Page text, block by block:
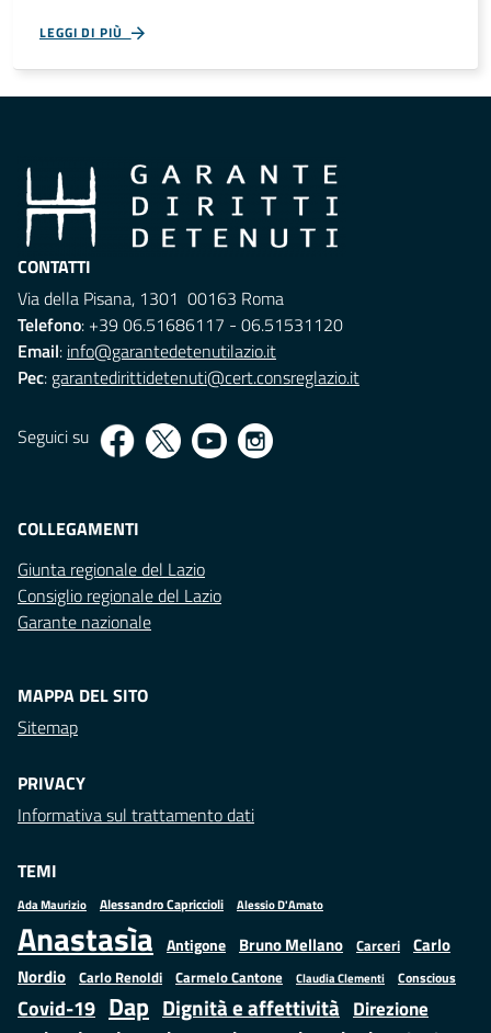
LEGGI DI PIÙ
CONTATTI
Via della Pisana, 1301 00163 Roma
Telefono: +39 06.51686117 - 06.51531120
Email: info@garantedetenutilazio.it
Pec: garantedirittidetenuti@cert.consreglazio.it
Seguici su
COLLEGAMENTI
Giunta regionale del Lazio
Consiglio regionale del Lazio
Garante nazionale
MAPPA DEL SITO
Sitemap
PRIVACY
Informativa sul trattamento dati
TEMI
Ada Maurizio Alessandro Capriccioli Alessio D'Amato
Anastasìa Antigone Bruno Mellano Carceri
Carlo
Nordio Carlo Renoldi Carmelo Cantone Claudia Clementi Conscious
Covid-19 Dap Dignità e affettività Direzione